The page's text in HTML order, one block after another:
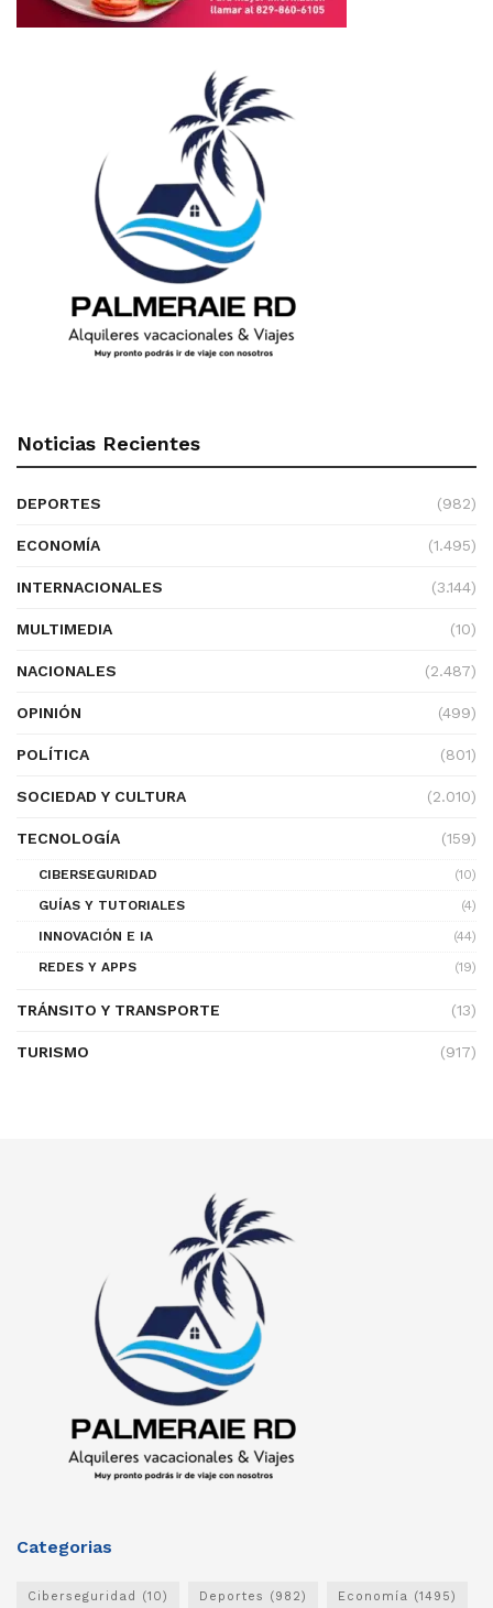
Noticias Recientes
DEPORTES (982)
ECONOMÍA (1.495)
INTERNACIONALES (3.144)
MULTIMEDIA (10)
NACIONALES (2.487)
OPINIÓN (499)
POLÍTICA (801)
SOCIEDAD Y CULTURA (2.010)
TECNOLOGÍA (159)
CIBERSEGURIDAD
(10)
GUÍAS Y TUTORIALES
(4)
INNOVACIÓN E IA
(44)
REDES Y APPS
(19)
TRÁNSITO Y TRANSPORTE (13)
TURISMO (917)
Categorias
Ciberseguridad (10) Deportes (982) Economía (1495)